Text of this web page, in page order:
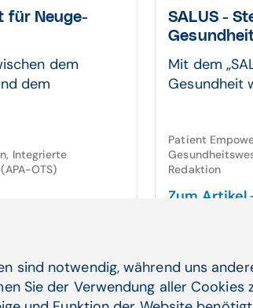
für Neu­ge­
dem
dem
Integrierte
OTS)
SALUS -
Mit dem
Gesundheit
Patient
Redaktion
Zum Artikel
geführt, die
05.10.22
Wie KI
sind notwendig, während uns
Sie der Verwendung aller Cookies